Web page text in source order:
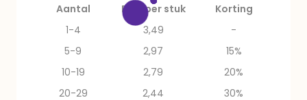
Aantal Prijs per stuk
Korting
1-4
3,49
-
5-9
2,97
15%
10-19
2,79
20%
20-29
2,44
30%